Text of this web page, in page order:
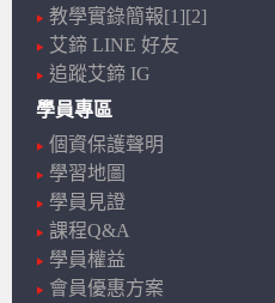
教學實錄簡報[1][2]
艾鍗 LINE 好友
追蹤艾鍗 IG
學員專區
個資保護聲明
學習地圖
學員見證
課程Q&A
學員權益
會員優惠方案